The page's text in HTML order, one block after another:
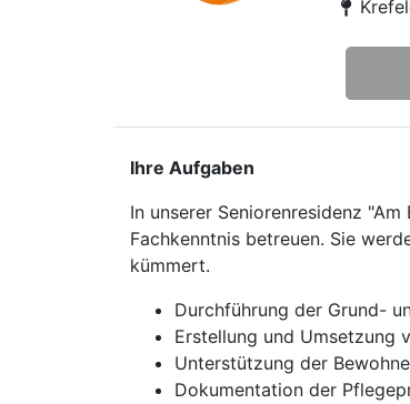
Ihre Aufgaben
In unserer Seniorenresidenz
Fachkenntnis betreuen. Sie
kümmert.
Durchführung der Grund-
Erstellung und Umsetzung
Unterstützung der
Dokumentation der